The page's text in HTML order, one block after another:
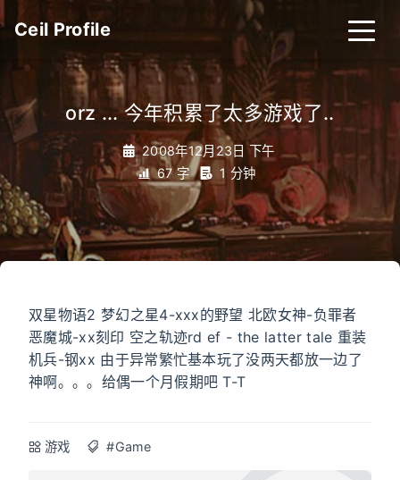
Ceil Profile
orz ... 今年积累了太多游戏了..
2008年12月23日 下午
67 字
1 分钟
双星物语2 梦幻之星4-xxx的野望 北欧女神-负罪者
恶魔城-xx刻印 空之轨迹rd ef - the latter tale 重装
机兵-钢xx 由于异常繁忙基本玩了没两天都放一边了
神啊。。。给偶一个月假期吧 T-T
游戏 #Game